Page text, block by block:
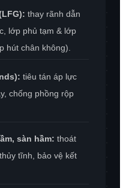
thay rãnh dẫn
lớp phủ tạm & lớp
hút chân không).
tiêu tán áp lực
chống phồng rộp
sàn hầm: thoát
tĩnh, bảo vệ kết